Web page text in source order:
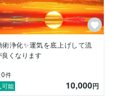
、人間関係、心身の
回程のエネルギー
日々の原因不明の不
ルギーワークで改
、占い師育成な
術浄化✨運気を底上げして流
良くなります
0件
可能
10,000円